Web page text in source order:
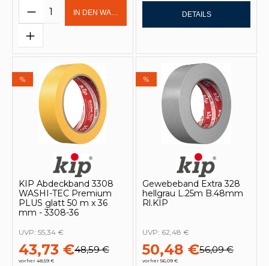
Produkt Anzahl: Gib den
IN DEN WARENKORB DETAILS
%
KIP Abdeckband 3308
WASHI-TEC Premium
PLUS glatt 50 m x 36
mm - 3308-36
43,73 €48,59 €
vorher 48,59 €
UVP: 55,34 €
%
Gewebeband Extra 328
hellgrau L.25m B.48mm
Rl.KIP
50,48 €56,09 €
vorher 56,09 €
UVP: 62,48 €